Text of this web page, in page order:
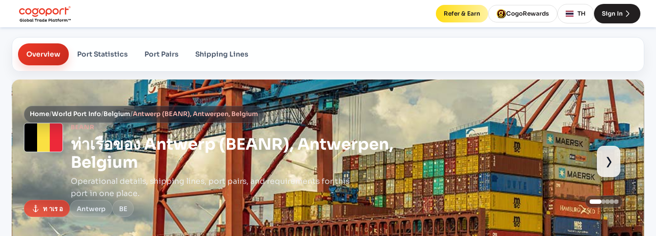
Refer & Earn CogoRewards TH Sign In
Overview Port Statistics Port Pairs Shipping Lines
Home/World Port Info/Belgium/Antwerp (BEANR), Antwerpen, Belgium
BEANR
ท่าเรือของAntwerp (BEANR), Antwerpen,
Belgium
Operational details, shipping lines, port pairs, and requirements for this
port in one place.
ท าเร อ Antwerp BE
›